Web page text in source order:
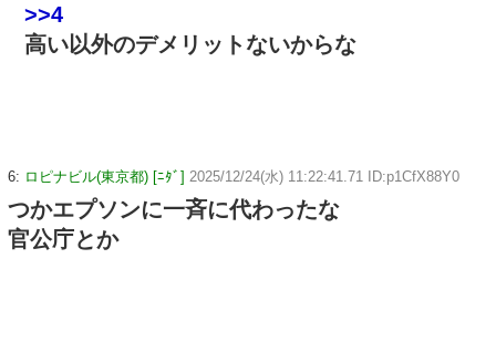
>>4
高い以外のデメリットないからな
6: ロピナビル(東京都) [ﾆﾀﾞ] 2025/12/24(水) 11:22:41.71 ID:p1CfX88Y0
つかエプソンに一斉に代わったな
官公庁とか